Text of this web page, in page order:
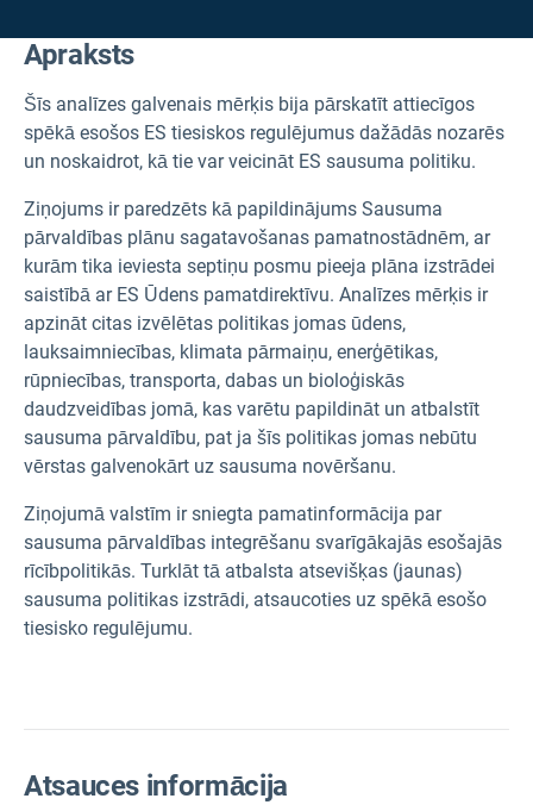
Apraksts
Šīs analīzes galvenais mērķis bija pārskatīt attiecīgos
spēkā esošos ES tiesiskos regulējumus dažādās nozarēs
un noskaidrot, kā tie var veicināt ES sausuma politiku.
Ziņojums ir paredzēts kā papildinājums Sausuma
pārvaldības plānu sagatavošanas pamatnostādnēm, ar
kurām tika ieviesta septiņu posmu pieeja plāna izstrādei
saistībā ar ES Ūdens pamatdirektīvu. Analīzes mērķis ir
apzināt citas izvēlētas politikas jomas ūdens,
lauksaimniecības, klimata pārmaiņu, enerģētikas,
rūpniecības, transporta, dabas un bioloģiskās
daudzveidības jomā, kas varētu papildināt un atbalstīt
sausuma pārvaldību, pat ja šīs politikas jomas nebūtu
vērstas galvenokārt uz sausuma novēršanu.
Ziņojumā valstīm ir sniegta pamatinformācija par
sausuma pārvaldības integrēšanu svarīgākajās esošajās
rīcībpolitikās. Turklāt tā atbalsta atsevišķas (jaunas)
sausuma politikas izstrādi, atsaucoties uz spēkā esošo
tiesisko regulējumu.
Atsauces informācija